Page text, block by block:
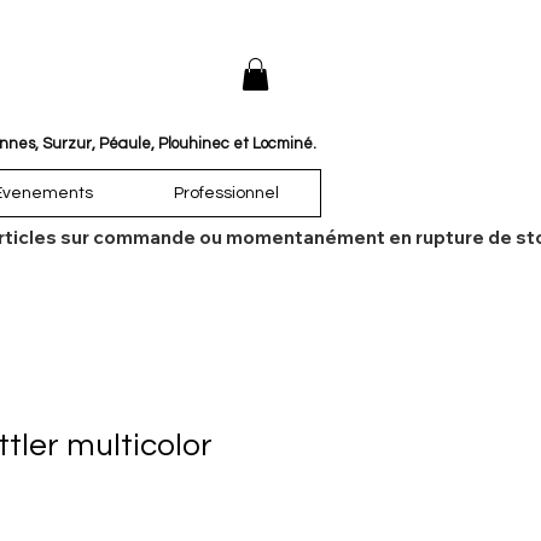
Surzur, Péaule, Plouhinec et Locminé.
Professionnel
sur commande ou momentanément en rupture de
multicolor